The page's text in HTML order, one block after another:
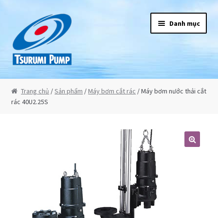
Đi đến Điều hướng
Chuyển đến nội dung Danh mục
Tsurumi
Giới thiệu
Máy bơm chìm hút bùn
Máy bơm chìm công suất lớn 3 pha
Trang chủ /Sản phẩm /Máy bơm cắt rác / Máy bơm nước thải cắt
rác 40U2.25S